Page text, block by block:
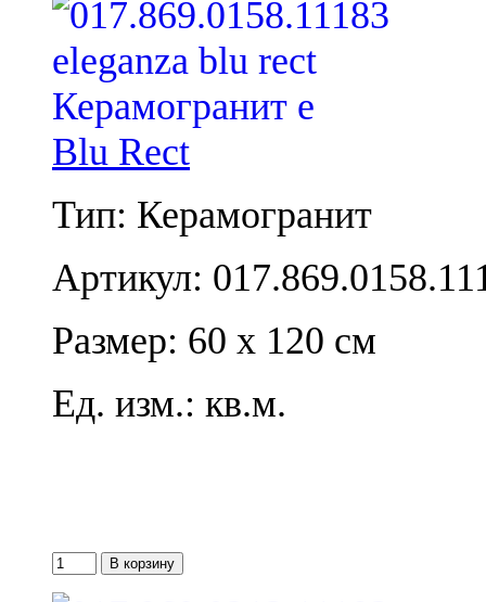
Blu Rect
Тип: Керамогранит
Артикул:
Размер: 60 x 120 см
Ед. изм.: кв.м.